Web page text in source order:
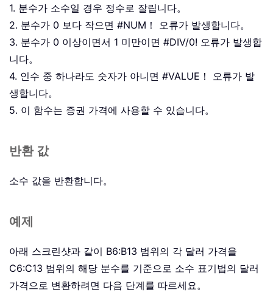
1. 분수가 소수일 경우 정수로 잘립니다。
2. 분수가 0 보다 작으면 #NUM！ 오류가 발생합니다。
3. 분수가 0 이상이면서 1 미만이면 #DIV/0! 오류가 발생합
니다。
4. 인수 중 하나라도 숫자가 아니면 #VALUE！ 오류가 발
생합니다。
5. 이 함수는 증권 가격에 사용할 수 있습니다。
반환 값
소수 값을 반환합니다。
예제
아래 스크린샷과 같이 B6:B13 범위의 각 달러 가격을
C6:C13 범위의 해당 분수를 기준으로 소수 표기법의 달러
가격으로 변환하려면 다음 단계를 따르세요。